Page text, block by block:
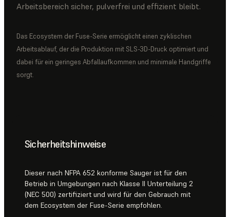
Arbeitsbereich sicher, pulverfrei und effizient bleibt.
Das Ecosystem der Fuse-Serie ermöglicht einen zyklischen
Arbeitsablauf, der die Produktion mit SLS-3D-Druck optimiert und
dabei für ein geringes Abfallaufkommen und minimale Handgriffe
sorgt.
Sicherheitshinweise
Dieser nach NFPA 652 konforme Sauger ist für den
Betrieb in Umgebungen nach Klasse II Unterteilung 2
(NEC 500) zertifiziert und wird für den Gebrauch mit
dem Ecosystem der Fuse-Serie empfohlen.